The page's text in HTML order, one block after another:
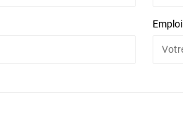
Emploi